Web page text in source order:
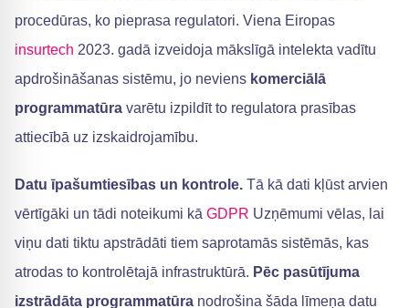
procedūras, ko pieprasa regulatori. Viena Eiropas
insurtech 2023. gadā izveidoja mākslīgā intelekta vadītu
apdrošināšanas sistēmu, jo neviens komerciālā
programmatūra varētu izpildīt to regulatora prasības
attiecībā uz izskaidrojamību.
Datu īpašumtiesības un kontrole. Tā kā dati kļūst arvien
vērtīgāki un tādi noteikumi kā GDPR Uzņēmumi vēlas, lai
viņu dati tiktu apstrādāti tiem saprotamās sistēmās, kas
atrodas to kontrolētajā infrastruktūrā. Pēc pasūtījuma
izstrādāta programmatūra nodrošina šāda līmeņa datu